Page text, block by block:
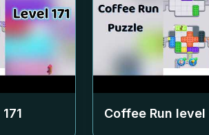
171 Coffee Run level